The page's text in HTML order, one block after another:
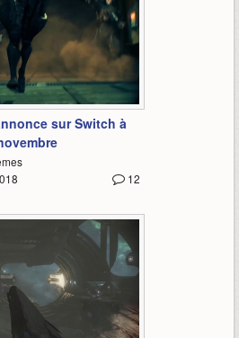
0:43
sur Switch à
12
0:37